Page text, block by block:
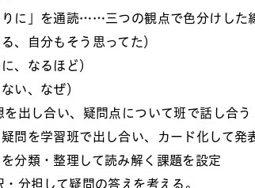
に」を通読……三つの観点で色分けした
、自分もそう思ってた）
、なるほど）
い、なぜ）
出し合い、疑問点について班で話し合う
疑問を学習班で出し合い、カード化して発
を分類・整理して読み解く課題を設定
分担して疑問の答えを考える。